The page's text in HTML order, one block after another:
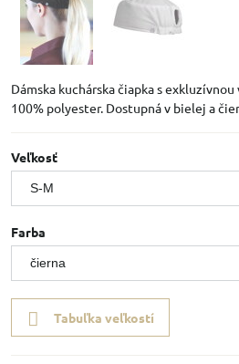
Dámska kuchárska čiapka s
100% polyester. Dostupná v bielej a
Veľkosť
Farba
Tabuľka veľkostí